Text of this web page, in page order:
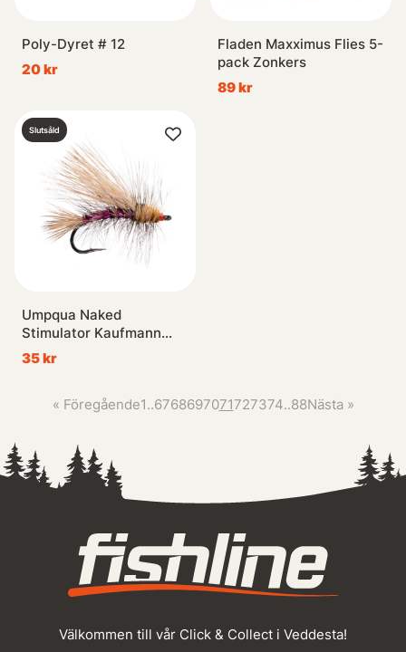
Poly-Dyret # 12
20 kr
Fladen Maxximus Flies 5-
pack Zonkers
89 kr
Slutsåld
Umpqua Naked
Stimulator Kaufmann
Pink - #10
35 kr
« Föregående1..6768697071727374..88Nästa »
Välkommen till vår Click & Collect i Veddesta!